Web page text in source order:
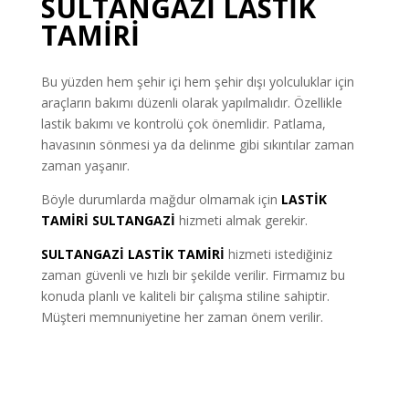
TAMİRİ
Bu yüzden hem şehir içi hem şehir dışı yolculuklar için
araçların bakımı düzenli olarak yapılmalıdır. Özellikle
lastik bakımı ve kontrolü çok önemlidir. Patlama,
havasının sönmesi ya da delinme gibi sıkıntılar zaman
zaman yaşanır.
Böyle durumlarda mağdur olmamak için LASTİK
TAMİRİ SULTANGAZİ hizmeti almak gerekir.
SULTANGAZİ LASTİK TAMİRİ hizmeti istediğiniz
zaman güvenli ve hızlı bir şekilde verilir. Firmamız bu
konuda planlı ve kaliteli bir çalışma stiline sahiptir.
Müşteri memnuniyetine her zaman önem verilir.